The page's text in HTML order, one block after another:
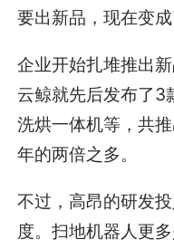
要出新品，现在变
企业开始扎堆推出
云鲸就先后发布了3
洗烘一体机等，共
年的两倍之多。
不过，高昂的研发
度。扫地机器人更